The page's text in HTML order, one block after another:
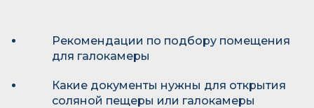
Рекомендации по подбору помещения
для галокамеры
Какие документы нужны для открытия
соляной пещеры или галокамеры